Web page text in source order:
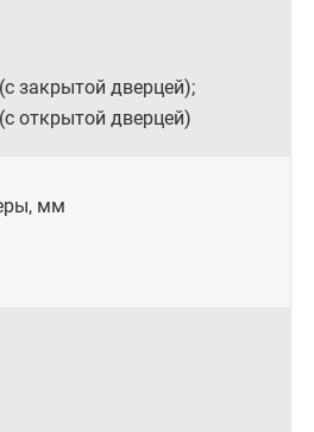
закрытой дверцей);
открытой дверцей)
мм